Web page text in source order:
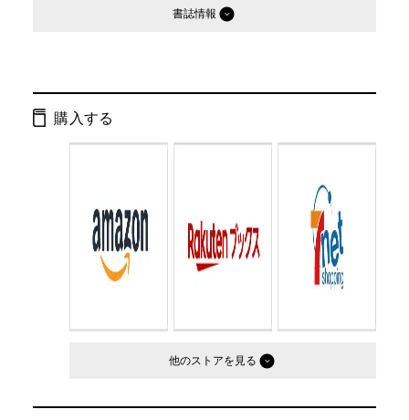
書誌情報
ページ数：
判型： 文庫判
購入する
他のストア